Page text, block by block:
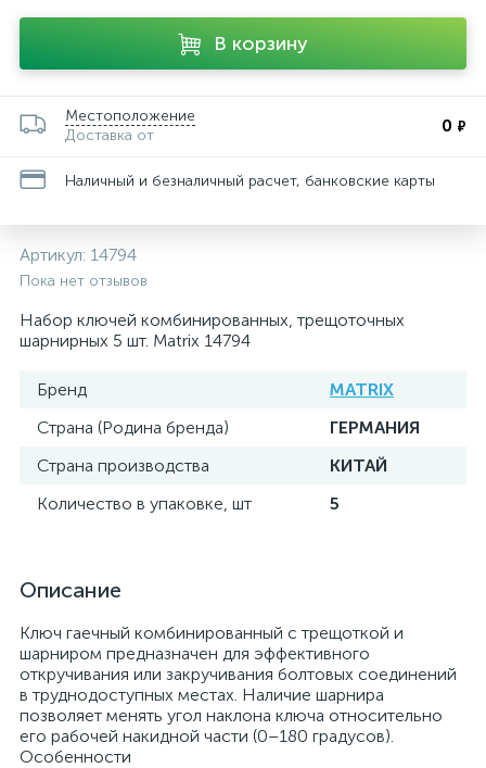
В корзину
Местоположение
Доставка от
0 ₽
Наличный и безналичный расчет, банковские карты
Артикул: 14794
Пока нет отзывов
Набор ключей комбинированных, трещоточных
шарнирных 5 шт. Matrix 14794
Бренд
MATRIX
Страна (Родина бренда)
ГЕРМАНИЯ
Страна производства
КИТАЙ
Количество в упаковке, шт
5
Описание
Ключ гаечный комбинированный с трещоткой и
шарниром предназначен для эффективного
откручивания или закручивания болтовых соединений
в труднодоступных местах. Наличие шарнира
позволяет менять угол наклона ключа относительно
его рабочей накидной части (0–180 градусов).
Особенности